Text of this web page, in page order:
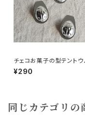
チェコお菓子の型テントウ
個
¥290
同じカテゴリの